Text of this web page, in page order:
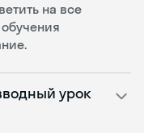
на все
урок